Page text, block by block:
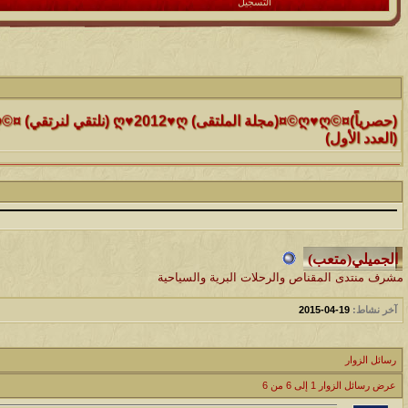
الموضوع
(العدد الأول)
الموضوع
موقع رائع جداً للقران الكريم مع تفسيره فقط بمجرد ماتضع
التفسير
حافز يستثني وساهريعم ويشمل؟
الموضوع
موقع يعلمك التجويد خطوة بخطوة بالصوت والصوره...
مشرف منتدى المقناص والرحلات البرية والسياحية
آخر نشاط:
رسائل الزوار
عرض رسائل الزوار 1 إلى 6 من 6